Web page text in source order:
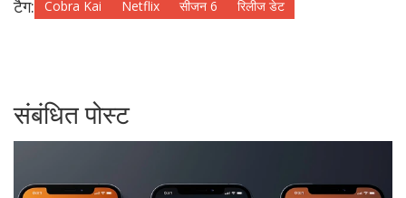
टैग: Cobra Kai Netflix सीजन 6 रिलीज डेट
संबंधित पोस्ट